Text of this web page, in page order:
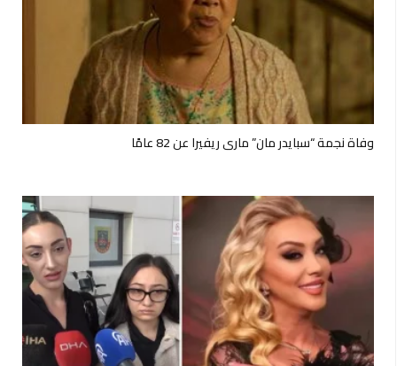
وفاة نجمة “سبايدر مان” ماري ريفيرا عن 82 عامًا